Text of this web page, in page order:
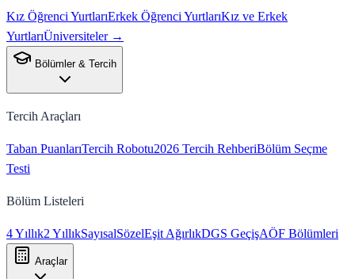
Kız Öğrenci YurtlarıErkek Öğrenci YurtlarıKız ve Erkek
YurtlarıÜniversiteler →
Bölümler & Tercih
Tercih Araçları
Taban PuanlarıTercih Robotu2026 Tercih RehberiBölüm Seçme
Testi
Bölüm Listeleri
4 Yıllık2 YıllıkSayısalSözelEşit AğırlıkDGS GeçişAÖF Bölümleri
Araçlar